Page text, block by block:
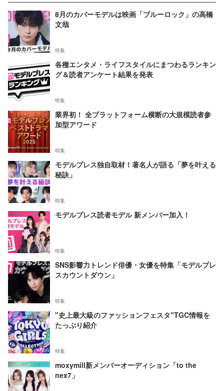
8月のカバーモデルは映画「ブルーロック」の高橋
文哉
特集
各種エンタメ・ライフスタイルにまつわるランキン
グ＆読者アンケート結果を発表
特集
業界初！ 全プラットフォーム横断の大規模読者参
加型アワード
特集
モデルプレス独自取材！著名人が語る「夢を叶える
秘訣」
特集
モデルプレス読者モデル 新メンバー加入！
特集
SNS影響力トレンド俳優・女優を特集「モデルプレ
スカウントダウン」
特集
"史上最大級のファッションフェスタ"TGC情報を
たっぷり紹介
特集
moxymill新メンバーオーディション「to the
nex7」